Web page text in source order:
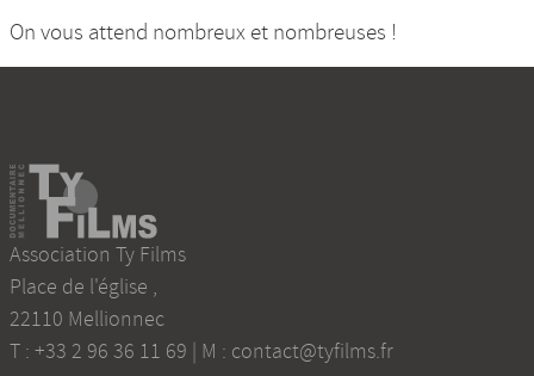
On vous attend nombreux et nombreuses !
Association Ty Films
Place de l'église ,
22110 Mellionnec
T : +33 2 96 36 11 69 | M : contact@tyfilms.fr